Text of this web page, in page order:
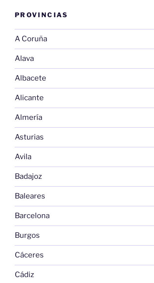
PROVINCIAS
A Coruña
Alava
Albacete
Alicante
Almería
Asturias
Avila
Badajoz
Baleares
Barcelona
Burgos
Cáceres
Cádiz